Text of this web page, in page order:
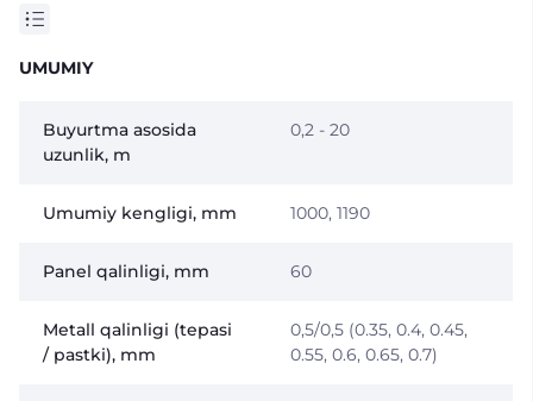
UMUMIY
Buyurtma asosida
uzunlik, m
0,2 - 20
Umumiy kengligi, mm 1000, 1190
Panel qalinligi, mm 60
Metall qalinligi (tepasi
/ pastki), mm
0,5/0,5 (0.35, 0.4, 0.45,
0.55, 0.6, 0.65, 0.7)